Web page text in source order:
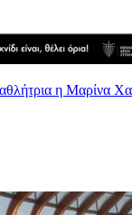
η Μαρίνα